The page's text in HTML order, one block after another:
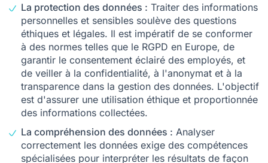
La protection des données : Traiter des informations
personnelles et sensibles soulève des questions
éthiques et légales. Il est impératif de se conformer
à des normes telles que le RGPD en Europe, de
garantir le consentement éclairé des employés, et
de veiller à la confidentialité, à l'anonymat et à la
transparence dans la gestion des données. L'objectif
est d'assurer une utilisation éthique et proportionnée
des informations collectées.
La compréhension des données : Analyser
correctement les données exige des compétences
spécialisées pour interpréter les résultats de façon